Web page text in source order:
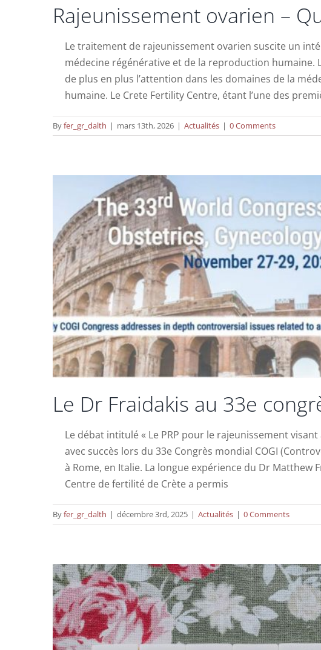
Rajeunissement ovarien –
Le traitement de rajeunissement ovarien suscite un
médecine régénérative et de la reproduction
de plus en plus l’attention dans les domaines de la
humaine. Le Crete Fertility Centre, étant l’une des
Byfer_gr_dalth | mars 13th, 2026 | Actualités | 0 Comments
Le Dr Fraidakis au 33e
Actualités
Le Dr Fraidakis au 33e
Le débat intitulé « Le PRP pour le rajeunissement
avec succès lors du 33e Congrès mondial COGI
à Rome, en Italie. La longue expérience du Dr
Centre de fertilité de Crète a permis
Byfer_gr_dalth | décembre 3rd, 2025 | Actualités | 0 Comments
Comment le traitement par